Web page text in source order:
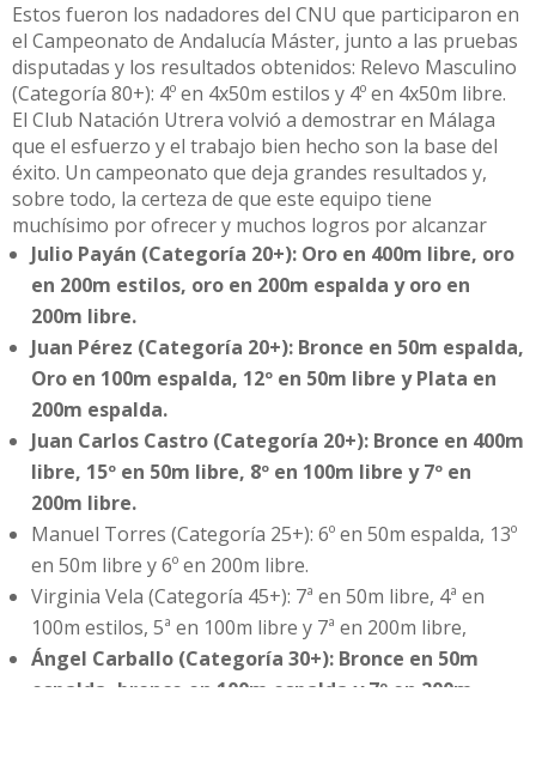
Estos fueron los nadadores del CNU que participaron en
el Campeonato de Andalucía Máster, junto a las pruebas
disputadas y los resultados obtenidos: Relevo Masculino
(Categoría 80+): 4º en 4x50m estilos y 4º en 4x50m libre.
El Club Natación Utrera volvió a demostrar en Málaga
que el esfuerzo y el trabajo bien hecho son la base del
éxito. Un campeonato que deja grandes resultados y,
sobre todo, la certeza de que este equipo tiene
muchísimo por ofrecer y muchos logros por alcanzar
Julio Payán (Categoría 20+): Oro en 400m libre, oro
en 200m estilos, oro en 200m espalda y oro en
200m libre.
Juan Pérez (Categoría 20+): Bronce en 50m espalda,
Oro en 100m espalda, 12º en 50m libre y Plata en
200m espalda.
Juan Carlos Castro (Categoría 20+): Bronce en 400m
libre, 15º en 50m libre, 8º en 100m libre y 7º en
200m libre.
Manuel Torres (Categoría 25+): 6º en 50m espalda, 13º
en 50m libre y 6º en 200m libre.
Virginia Vela (Categoría 45+): 7ª en 50m libre, 4ª en
100m estilos, 5ª en 100m libre y 7ª en 200m libre,
Ángel Carballo (Categoría 30+): Bronce en 50m
espalda, bronce en 100m espalda y 7º en 200m